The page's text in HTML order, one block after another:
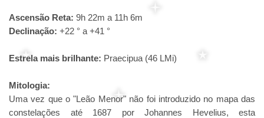
Ascensão Reta: 9h 22m a 11h 6m
Declinação: +22 ° a +41 °
Estrela mais brilhante: Praecipua (46 LMi)
Mitologia:
Uma vez que o "Leão Menor" não foi introduzido no mapa das
constelações até 1687 por Johannes Hevelius, esta